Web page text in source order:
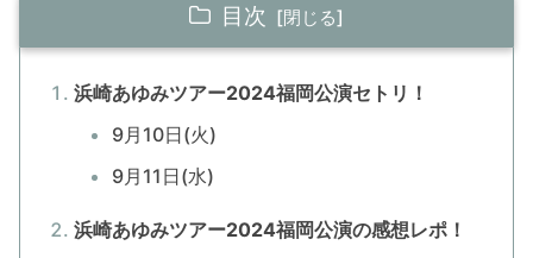
目次
浜崎あゆみツアー2024福岡公演セトリ！
9月10日(火)
9月11日(水)
浜崎あゆみツアー2024福岡公演の感想レポ！